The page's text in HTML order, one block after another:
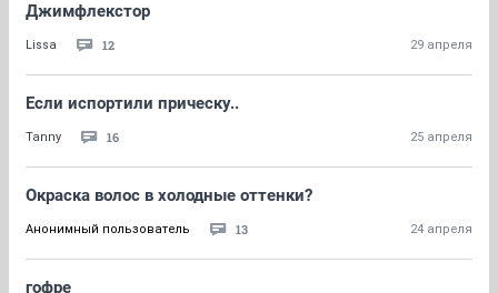
Джимфлекстор
Lissa 12 29 апреля
Если испортили прическу..
Tanny 16 25 апреля
Окраска волос в холодные оттенки?
Анонимный пользователь 13 24 апреля
гофре